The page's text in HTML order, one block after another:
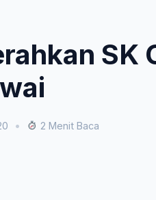
SK
• 2 Menit Baca